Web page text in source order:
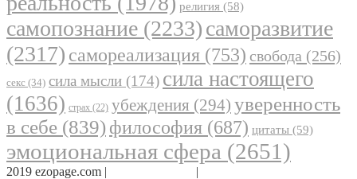
религия (58)
самопознание (2233)саморазвитие
(2317) самореализация (753) свобода (256)
секс (34) сила мысли (174) сила настоящего
(1636) страх (22) убеждения (294) уверенность
в себе (839) философия (687) цитаты (59)
эмоциональная сфера (2651)
2019 ezopage.com | |